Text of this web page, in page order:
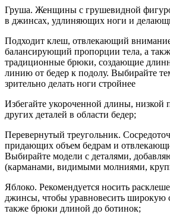
Груша. Женщины с грушевидной
в джинсах, удлиняющих ноги и
Подходит клеш, отвлекающий
балансирующий пропорции тела, а
традиционные брюки, создающие
линию от бедер к подолу. Выбирайте
зрительно делать ноги стройнее
Избегайте укороченной длины, низкой
других деталей в области бедер;
Перевернутый треугольник.
придающих объем бедрам и
Выбирайте модели с деталями,
(карманами, видимыми молниями,
Яблоко. Рекомендуется носить
джинсы, чтобы уравновесить широкую
также брюки длиной до ботинок;